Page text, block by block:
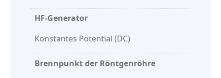
HF-Generator
Konstantes Potential (DC)
Brennpunkt der Röntgenröhre